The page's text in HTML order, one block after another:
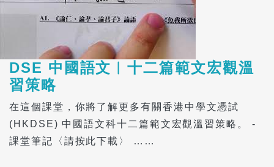
DSE 中國語文︱十二篇範文宏觀溫
習策略
(HKDSE) 中國語文科十二篇範文宏觀溫習策略。 -
課堂筆記〈請按此下載〉 ……